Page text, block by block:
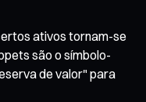
ativos tornam-se
são o símbolo-
de valor" para